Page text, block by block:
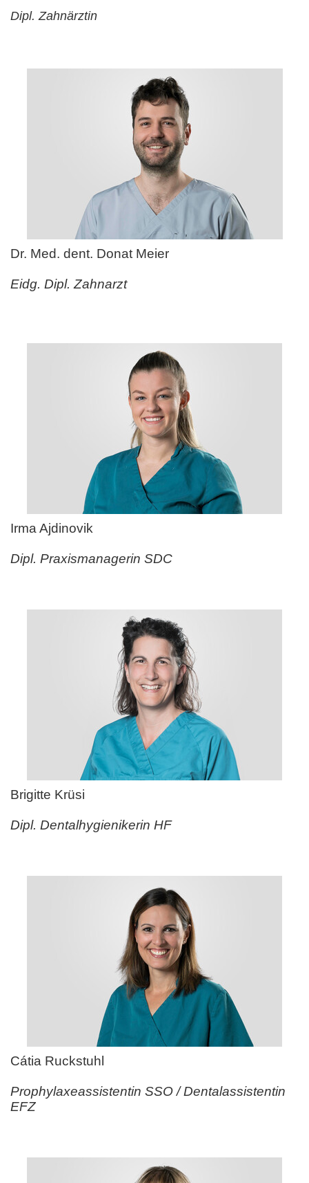
Dipl. Zahnärztin
Dr. Med. dent. Donat Meier
Eidg. Dipl. Zahnarzt
Irma Ajdinovik
Dipl. Praxismanagerin SDC
Brigitte Krüsi
Dipl. Dentalhygienikerin HF
Cátia Ruckstuhl
Prophylaxeassistentin SSO / Dentalassistentin
EFZ